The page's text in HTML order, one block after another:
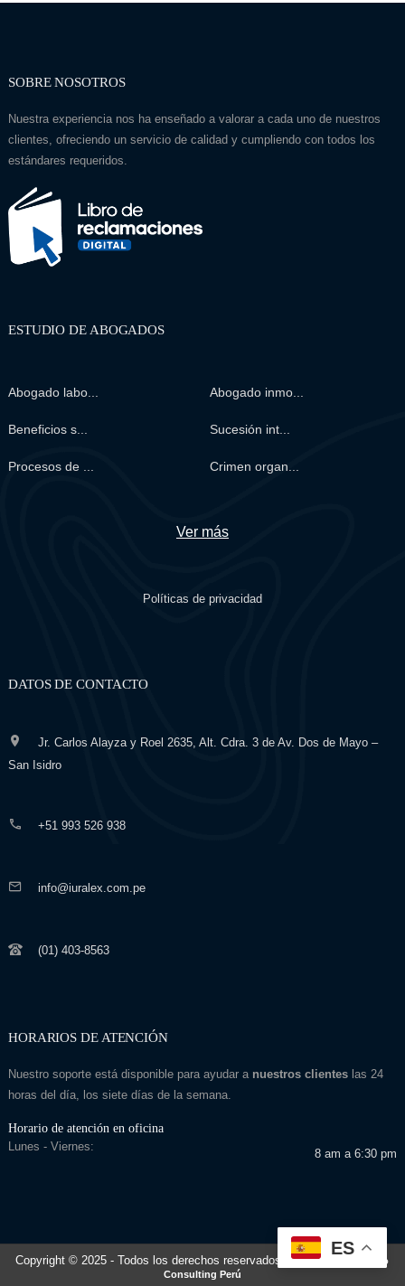
SOBRE NOSOTROS
Nuestra experiencia nos ha enseñado a valorar a cada uno de nuestros
clientes, ofreciendo un servicio de calidad y cumpliendo con todos los
estándares requeridos.
ESTUDIO DE ABOGADOS
Abogado labo... Abogado inmo...
Beneficios s... Sucesión int...
Procesos de ... Crimen organ...
Ver más
Políticas de privacidad
DATOS DE CONTACTO
Jr. Carlos Alayza y Roel 2635, Alt. Cdra. 3 de Av. Dos de Mayo –
San Isidro
+51 993 526 938
info@iuralex.com.pe
(01) 403-8563
HORARIOS DE ATENCIÓN
Nuestro soporte está disponible para ayudar a nuestros clienteslas 24
horas del día, los siete días de la semana.
Horario de atención en oficina
Lunes - Viernes:
8 am a 6:30 pm
Copyright © 2025- Todos los derechos reservados
Desarrollado por: Seo
Consulting Perú
ES